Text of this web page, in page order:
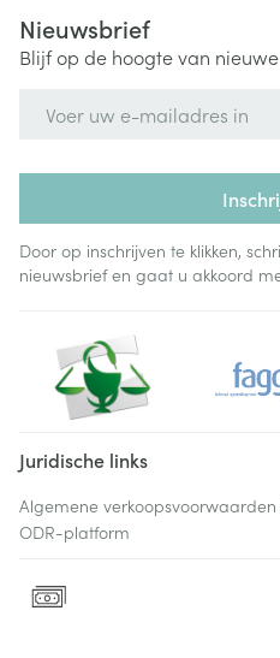
Nieuwsbrief
Blijf op de hoogte van
Door op inschrijven te klikken,
nieuwsbrief en gaat u akkoord
Juridische links
Algemene verkoopsvoorwaarden
ODR-platform